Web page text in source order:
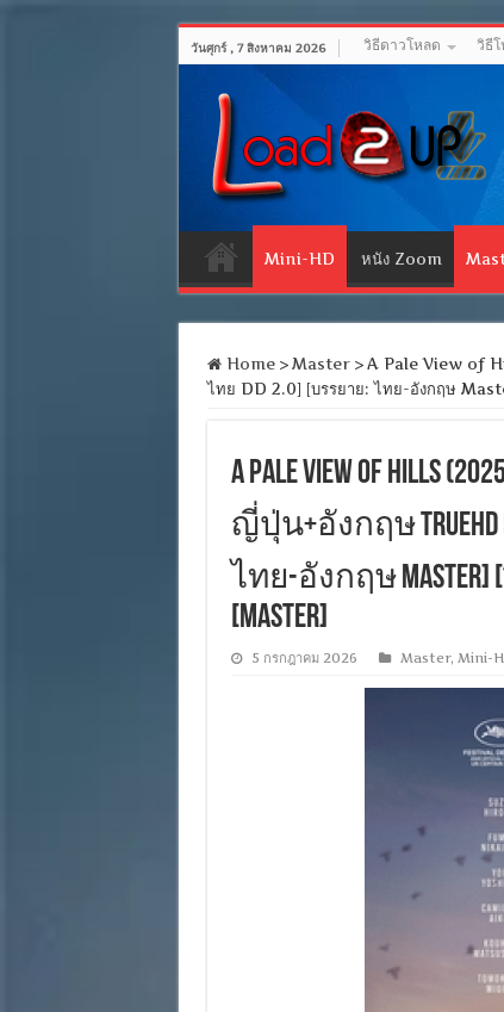
วันศุกร์ , 7 สิงหาคม 2026 วิธีดาวโหลด วิธี
Mini-HD หนัง Zoom
Home > Master > A Pale View of
ไทย DD 2.0] [บรรยาย: ไทย-อังกฤษ
A Pale View of Hills
ญี่ปุ่น+อังกฤษ TrueHD
ไทย-อังกฤษ Master] [*
[MASTER]
5 กรกฎาคม 2026 Master, Mini-